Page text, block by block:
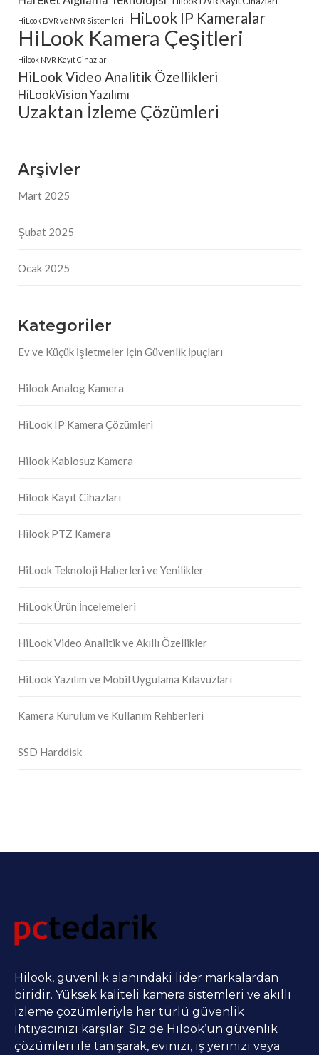
HiLook DVR ve NVR Sistemleri HiLook IP Kameralar
HiLook Kamera Çeşitleri
Hilook NVR Kayıt Cihazları
HiLook Video Analitik Özellikleri
HiLookVision Yazılımı
Uzaktan İzleme Çözümleri
Arşivler
Mart 2025
Şubat 2025
Ocak 2025
Kategoriler
Ev ve Küçük İşletmeler İçin Güvenlik İpuçları
Hilook Analog Kamera
HiLook IP Kamera Çözümleri
Hilook Kablosuz Kamera
Hilook Kayıt Cihazları
Hilook PTZ Kamera
HiLook Teknoloji Haberleri ve Yenilikler
HiLook Ürün İncelemeleri
HiLook Video Analitik ve Akıllı Özellikler
HiLook Yazılım ve Mobil Uygulama Kılavuzları
Kamera Kurulum ve Kullanım Rehberleri
SSD Harddisk
Hilook, güvenlik alanındaki lider markalardan
biridir. Yüksek kaliteli kamera sistemleri ve akıllı
izleme çözümleriyle her türlü güvenlik
ihtiyacınızı karşılar. Siz de Hilook’un güvenlik
çözümleri ile tanışarak, evinizi, iş yerinizi veya